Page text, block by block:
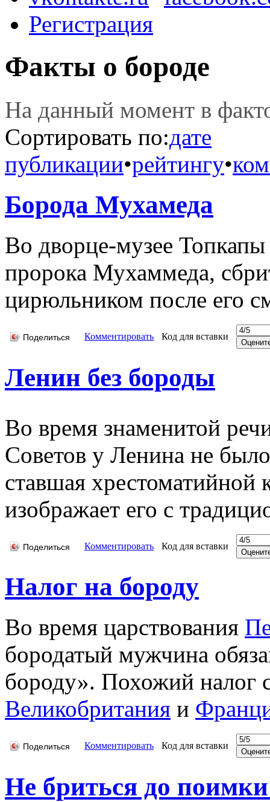
Регистрация
Факты о бороде
На данный момент в
Сортировать по:дате
публикации•рейтингу•
Борода Мухамеда
Во дворце-музее
пророка Мухаммеда,
цирюльником после его
Поделиться Комментировать Код для вставки
Ленин без бороды
Во время знаменитой
Советов у Ленина не
ставшая хрестоматийной
изображает его с
Поделиться Комментировать Код для вставки
Налог на бороду
Во время царствования
бородатый мужчина
бороду». Похожий налог
Великобритания и
Поделиться Комментировать Код для вставки
Не бриться до